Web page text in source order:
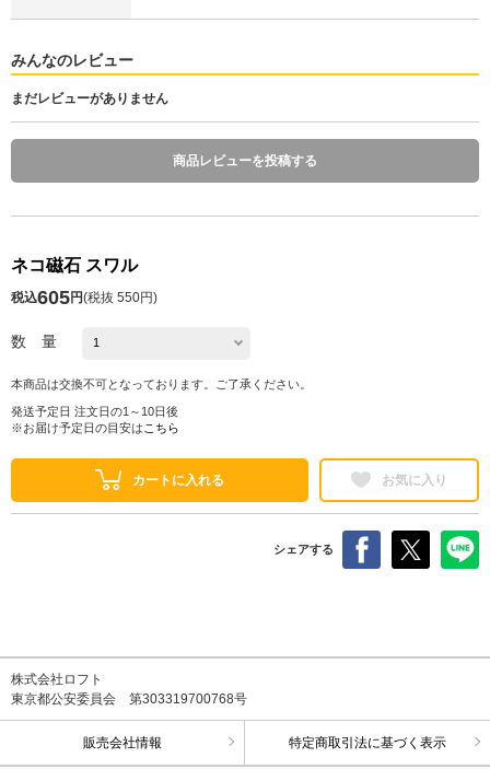
みんなのレビュー
まだレビューがありません
商品レビューを投稿する
ネコ磁石 スワル
税込605円(税抜 550円)
数 量
本商品は交換不可となっております。ご了承ください。
発送予定日 注文日の1～10日後
※お届け予定日の目安は こちら
カートに入れる お気に入り
シェアする
株式会社ロフト
東京都公安委員会 第303319700768号
販売会社情報 特定商取引法に基づく表示